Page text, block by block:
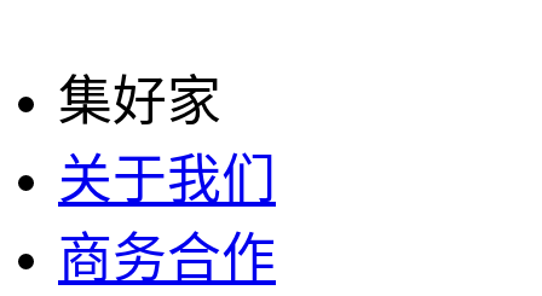
集好家
关于我们
商务合作